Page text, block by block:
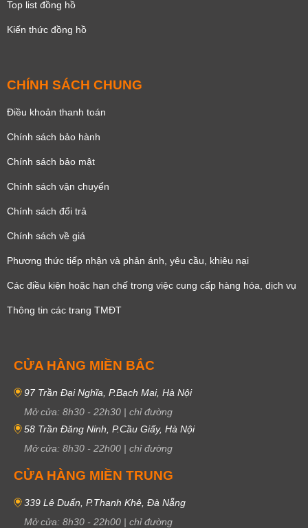
Top list đồng hồ
Kiến thức đồng hồ
CHÍNH SÁCH CHUNG
Điều khoản thanh toán
Chính sách bảo hành
Chính sách bảo mật
Chính sách vận chuyển
Chính sách đổi trả
Chính sách về giá
Phương thức tiếp nhận và phản ánh, yêu cầu, khiêu nại
Các điều kiện hoặc hạn chế trong việc cung cấp hàng hóa, dịch vụ
Thông tin các trang TMĐT
CỬA HÀNG MIỀN BẮC
97 Trần Đại Nghĩa, P.Bạch Mai, Hà Nội
Mở cửa: 8h30 - 22h30 | chỉ đường
58 Trần Đăng Ninh, P.Cầu Giấy, Hà Nội
Mở cửa: 8h30 - 22h00 | chỉ đường
CỬA HÀNG MIỀN TRUNG
339 Lê Duẩn, P.Thanh Khê, Đà Nẵng
Mở cửa: 8h30 - 22h00 | chỉ đường